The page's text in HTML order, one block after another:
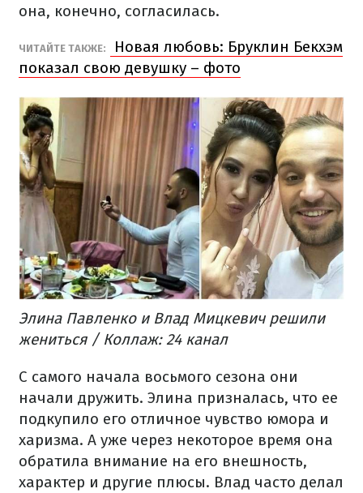
она, конечно, согласилась.
ЧИТАЙТЕ ТАКЖЕ:
Новая любовь: Бруклин Бекхэм
показал свою девушку – фото
Элина Павленко и Влад Мицкевич решили
жениться / Коллаж: 24 канал
С самого начала восьмого сезона они
начали дружить. Элина призналась, что ее
подкупило его отличное чувство юмора и
харизма. А уже через некоторое время она
обратила внимание на его внешность,
характер и другие плюсы. Влад часто делал